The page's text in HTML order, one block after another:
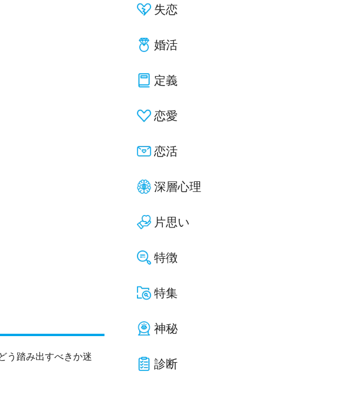
う踏み出すべきか迷
失恋
婚活
定義
恋愛
恋活
深層心理
片思い
特徴
特集
神秘
診断